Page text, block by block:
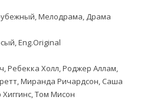
Мелодрама, Драма
Eng.Original
Ребекка Холл, Роджер Аллам,
Миранда Ричардсон, Саша
Том Мисон